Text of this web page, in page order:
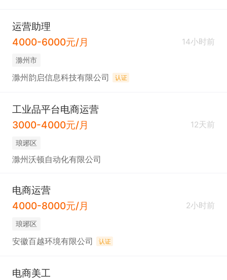
运营助理
4000-6000元/月
14小时前
滁州市
滁州韵启信息科技有限公司 认证
工业品平台电商运营
3000-4000元/月
12天前
琅琊区
滁州沃顿自动化有限公司
电商运营
4000-8000元/月
2小时前
琅琊区
安徽百越环境有限公司 认证
电商美工